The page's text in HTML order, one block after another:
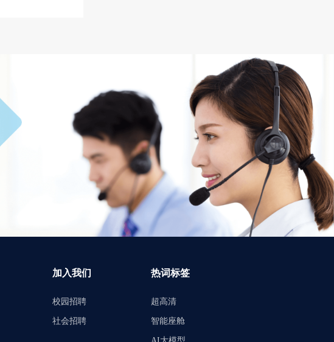
加入我们
校园招聘
社会招聘
热词标签
超高清
智能座舱